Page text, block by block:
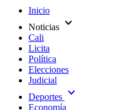
Inicio
Noticias expand_more
Cali
Licita
Política
Elecciones
Judicial
Deportes expand_more
Economía